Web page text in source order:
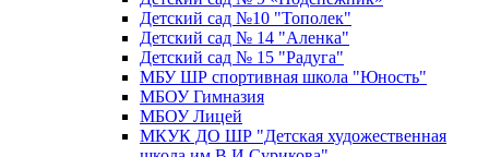
Детский сад №10 "Тополек"
Детский сад № 14 "Аленка"
Детский сад № 15 "Радуга"
МБУ ШР спортивная школа "Юность"
МБОУ Гимназия
МБОУ Лицей
МКУК ДО ШР "Детская художественная